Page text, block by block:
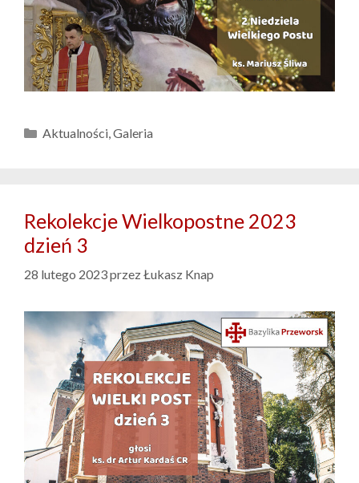
Kategorie
Aktualności,Galeria
Rekolekcje Wielkopostne 2023
dzień 3
28 lutego 2023przezŁukasz Knap